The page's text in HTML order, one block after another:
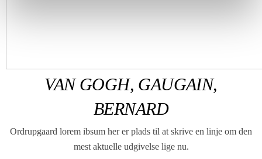
VAN GOGH, GAUGAIN,
BERNARD
Ordrupgaard lorem ibsum her er plads til at skrive en linje om den
mest aktuelle udgivelse lige nu.